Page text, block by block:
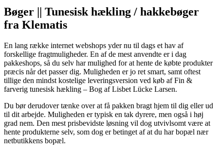
Bøger || Tunesisk hækling / hakkebøger
fra Klematis
En lang række internet webshops yder nu til dags et hav af
forskellige fragtmuligheder. En af de mest anvendte er i dag
pakkeshops, så du selv har mulighed for at hente de købte produkter
præcis når det passer dig. Muligheden er jo ret smart, samt oftest
tillige den mindst kostelige leveringsversion ved køb af Fin &
farverig tunesisk hækling – Bog af Lisbet Lücke Larsen.
Du bør derudover tænke over at få pakken bragt hjem til dig eller ud
til dit arbejde. Muligheden er typisk en tak dyrere, men også i høj
grad nem. Den mest prisbevidste løsning vil dog utvivlsomt være at
hente produkterne selv, som dog er betinget af at du har bopæl nær
netbutikkens bopæl.